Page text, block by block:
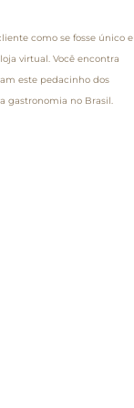
como se fosse único e
virtual. Você encontra
este pedacinho dos
gastronomia no Brasil.